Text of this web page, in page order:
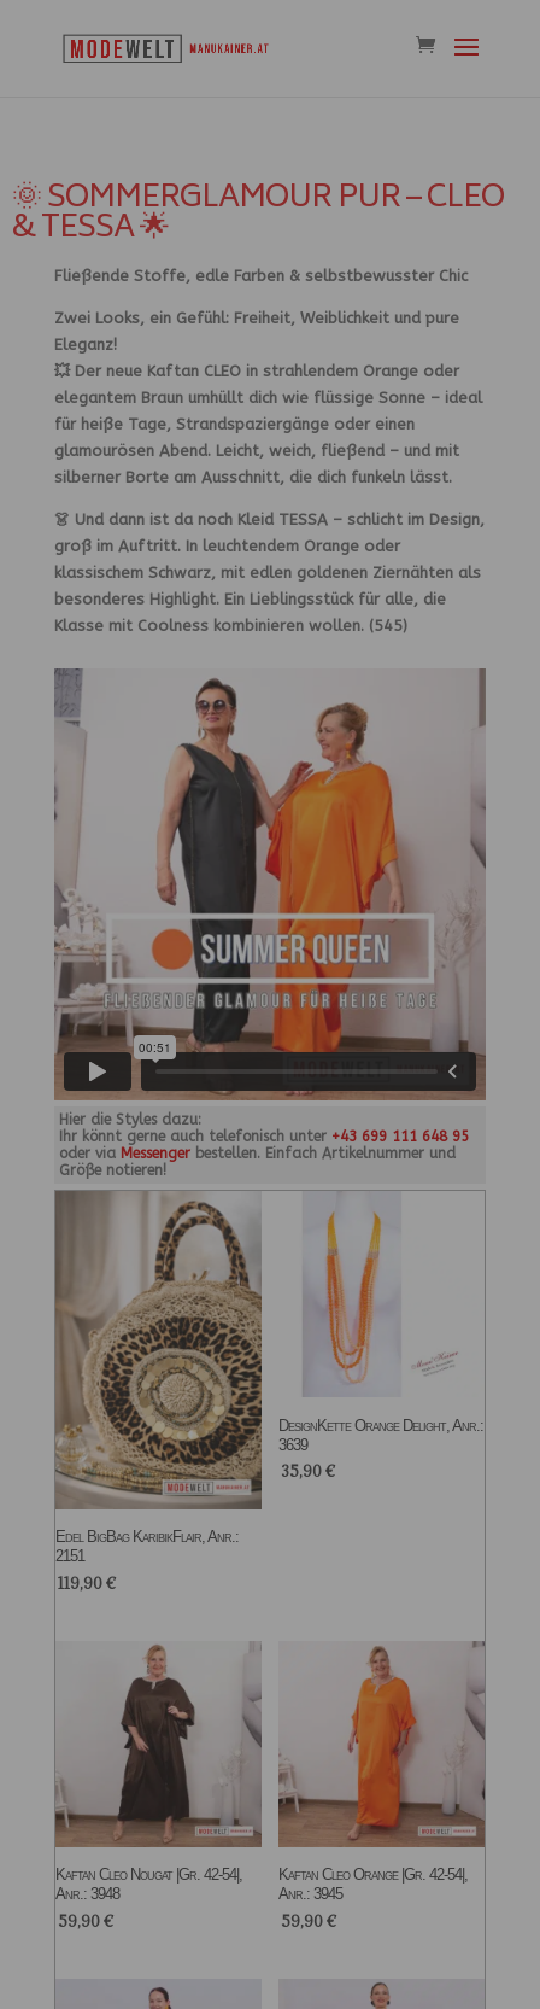
🌞 SOMMERGLAMOUR PUR – CLEO
& TESSA 🌟
Fließende Stoffe, edle Farben & selbstbewusster Chic
Zwei Looks, ein Gefühl: Freiheit, Weiblichkeit und pure
Eleganz!
💥 Der neue Kaftan CLEO in strahlendem Orange oder
elegantem Braun umhüllt dich wie flüssige Sonne – ideal
für heiße Tage, Strandspaziergänge oder einen
glamourösen Abend. Leicht, weich, fließend – und mit
silberner Borte am Ausschnitt, die dich funkeln lässt.
👗 Und dann ist da noch Kleid TESSA – schlicht im Design,
groß im Auftritt. In leuchtendem Orange oder
klassischem Schwarz, mit edlen goldenen Ziernähten als
besonderes Highlight. Ein Lieblingsstück für alle, die
Klasse mit Coolness kombinieren wollen. (545)
Hier die Styles dazu:
Ihr könnt gerne auch telefonisch unter +43 699 111 648 95
oder via Messengerbestellen. Einfach Artikelnummer und
Größe notieren!
Edel BigBag KaribikFlair, Anr.:
2151
119,90€
DesignKette Orange Delight, Anr.:
3639
35,90€
Kaftan Cleo Nougat |Gr. 42-54|,
Anr.: 3948
59,90€
Kaftan Cleo Orange |Gr. 42-54|,
Anr.: 3945
59,90€